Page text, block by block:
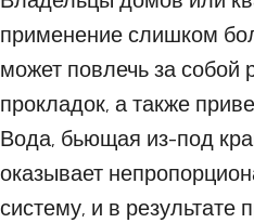
применение слишком
может повлечь за собой
прокладок, а также
Вода, бьющая из-под
оказывает
систему, и в результате